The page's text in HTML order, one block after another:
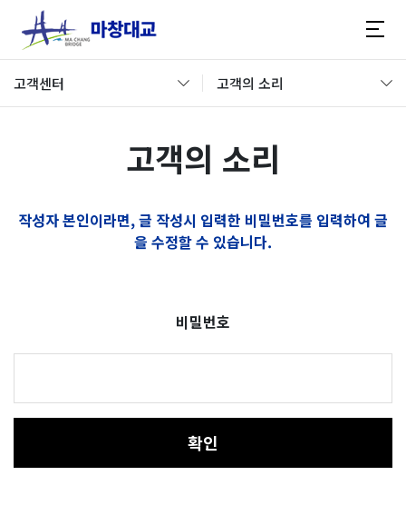
고객센터 고객의 소리
고객의 소리
작성자 본인이라면, 글 작성시 입력한 비밀번호를 입력하여 글
을 수정할 수 있습니다.
비밀번호
확인